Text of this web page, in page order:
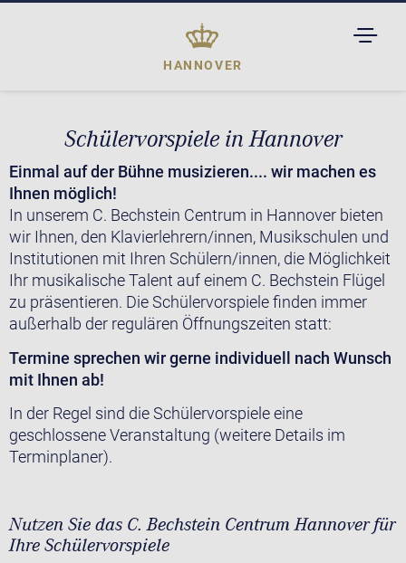
HANNOVER
Schülervorspiele in Hannover
Einmal auf der Bühne musizieren.... wir machen es
Ihnen möglich!
In unserem C. Bechstein Centrum in Hannover bieten
wir Ihnen, den Klavierlehrern/innen, Musikschulen und
Institutionen mit Ihren Schülern/innen, die Möglichkeit
Ihr musikalische Talent auf einem C. Bechstein Flügel
zu präsentieren. Die Schülervorspiele finden immer
außerhalb der regulären Öffnungszeiten statt:
Termine sprechen wir gerne individuell nach Wunsch
mit Ihnen ab!
In der Regel sind die Schülervorspiele eine
geschlossene Veranstaltung (weitere Details im
Terminplaner).
Nutzen Sie das C. Bechstein Centrum Hannover für
Ihre Schülervorspiele